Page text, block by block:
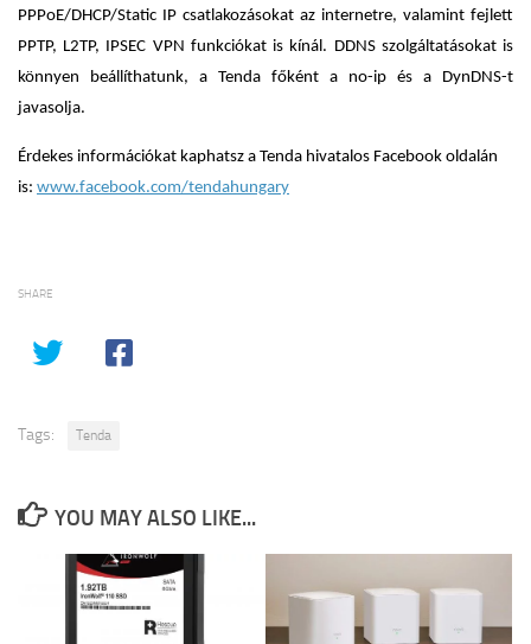
PPPoE/DHCP/Static IP csatlakozásokat az internetre, valamint fejlett
PPTP, L2TP, IPSEC VPN funkciókat is kínál. DDNS szolgáltatásokat is
könnyen beállíthatunk, a Tenda főként a no-ip és a DynDNS-t
javasolja.
Érdekes információkat kaphatsz a Tenda hivatalos Facebook oldalán
is: www.facebook.com/tendahungary
SHARE
Tags: Tenda
YOU MAY ALSO LIKE...